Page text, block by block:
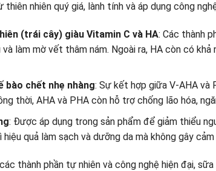
nhiên quý giá, lành tính và áp dụng công
(trái cây) giàu Vitamin C và HA: Các thành
làm mờ vết thâm nám. Ngoài ra, HA còn có
bào chết nhẹ nhàng: Sự kết hợp giữa V-AHA và
thời, AHA và PHA còn hỗ trợ chống lão hóa,
: Được áp dụng trong sản phẩm để giảm thiểu
quả làm sạch và dưỡng da mà không gây
thành phần tự nhiên và công nghệ hiện đại,